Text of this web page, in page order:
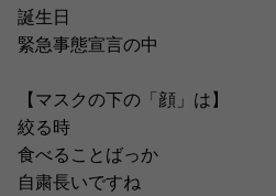
誕生日
緊急事態宣言の中
【マスクの下の「顔」は】
絞る時
食べることばっか
自粛長いですね